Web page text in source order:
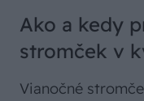
Ako a kedy
stromček v
Vianočné